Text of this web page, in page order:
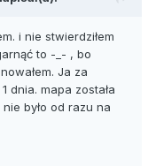
i nie stwierdziłem
to -_- , bo
Ja za
dnia. mapa została
było od razu na